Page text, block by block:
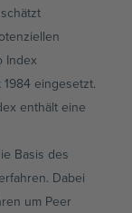
Index
eingesetzt.
enthält eine
Basis des
Dabei
um Peer